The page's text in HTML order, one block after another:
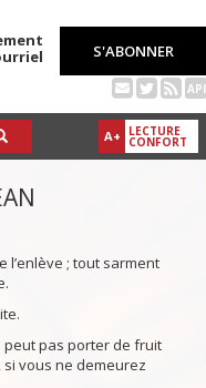
S'ABONNER
API
A+ LECTURE
CONFORT
l’enlève ; tout sarment
peut pas porter de fruit
si vous ne demeurez